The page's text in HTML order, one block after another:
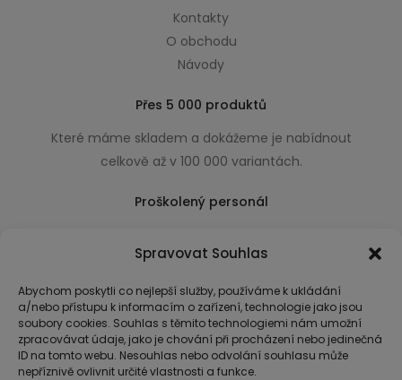
Spravovat Souhlas
Abychom poskytli co nejlepší služby, používáme k ukládání
a/nebo přístupu k informacím o zařízení, technologie jako jsou
soubory cookies. Souhlas s těmito technologiemi nám umožní
zpracovávat údaje, jako je chování při procházení nebo jedinečná
ID na tomto webu. Nesouhlas nebo odvolání souhlasu může
nepříznivě ovlivnit určité vlastnosti a funkce.
Kontakty
O obchodu
Návody
Přes 5 000 produktů
Které máme skladem a dokážeme je nabídnout
celkově až v 100 000 variantách.
Proškolený personál
usnadňující nákup.